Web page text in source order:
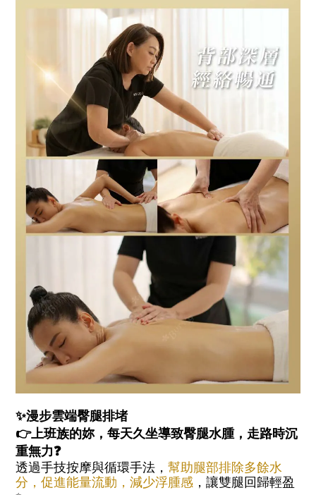
✨漫步雲端臀腿排堵
👉上班族的妳，每天久坐導致臀腿水腫，走路時沉
重無力❓
透過手技按摩與循環手法， 幫助腿部排除多餘水
分，促進能量流動，減少浮腫感 ，讓雙腿回歸輕盈